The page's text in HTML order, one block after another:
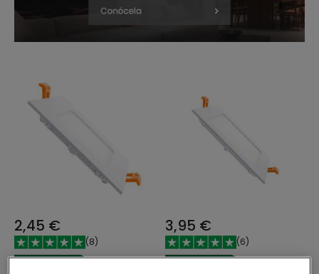
2,45 €
(8)
ESSENTIAL
3,95 €
(6)
ESSENTIAL